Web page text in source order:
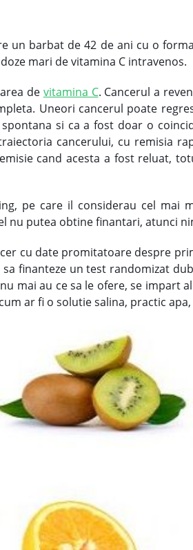
un barbat de 42 de ani cu o
mari de vitamina C intravenos.
de vitamina C. Cancerul a
Uneori cancerul poate
si ca a fost doar o
cancerului, cu remisia
cand acesta a fost reluat,
pe care il considerau cel mai
nu putea obtine finantari, atunci
cu date promitatoare despre
finanteze un test randomizat
mai au ce sa le ofere, se impart
ar fi o solutie salina, practic